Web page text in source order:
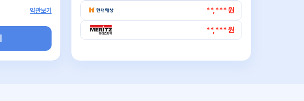
약관보기 **,*** 원
**,*** 원